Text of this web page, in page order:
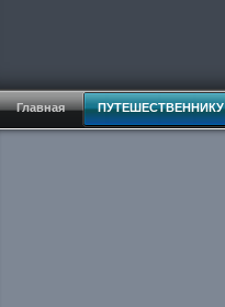
Главная ПУТЕШЕСТВЕННИКУ